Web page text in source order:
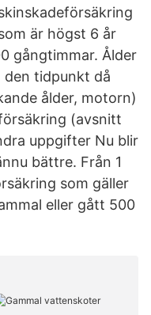
är högst 6 år
gångtimmar. Ålder
den tidpunkt då
ålder, motorn)
(avsnitt
uppgifter Nu blir
bättre. Från 1
som gäller
eller gått 500